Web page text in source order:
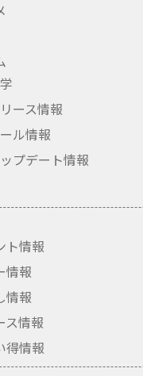
ース情報
ル情報
プデート情報
ト情報
情報
情報
ス情報
得情報